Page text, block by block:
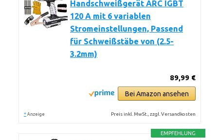
Handschweißgerät ARC IGBT
120 A mit 6 variablen
Stromeinstellungen, Passend
für Schweißstäbe von (2.5-
3.2mm)
89,99 €
Bei Amazon ansehen
* Anzeige Preis inkl. MwSt., zzgl. Versandkosten
EMPFEHLUNG